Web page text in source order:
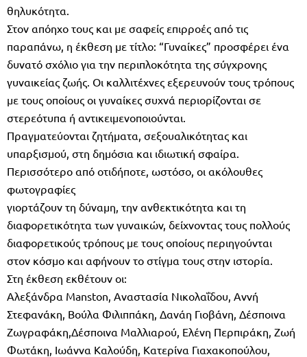
θηλυκότητα.
Στον απόηχο τους και με σαφείς επιρροές από τις
παραπάνω, η έκθεση με τίτλο: “Γυναίκες” προσφέρει ένα
δυνατό σχόλιο για την περιπλοκότητα της σύγχρονης
γυναικείας ζωής. Οι καλλιτέχνες εξερευνούν τους τρόπους
με τους οποίους οι γυναίκες συχνά περιορίζονται σε
στερεότυπα ή αντικειμενοποιούνται.
Πραγματεύονται ζητήματα, σεξουαλικότητας και
υπαρξισμού, στη δημόσια και ιδιωτική σφαίρα.
Περισσότερο από οτιδήποτε, ωστόσο, οι ακόλουθες
φωτογραφίες
γιορτάζουν τη δύναμη, την ανθεκτικότητα και τη
διαφορετικότητα των γυναικών, δείχνοντας τους πολλούς
διαφορετικούς τρόπους με τους οποίους περιηγούνται
στον κόσμο και αφήνουν το στίγμα τους στην ιστορία.
Στη έκθεση εκθέτουν οι:
Αλεξάνδρα Manston, Αναστασία Νικολαΐδου, Αννή
Στεφανάκη, Βούλα Φιλιππάκη, Δανάη Γιοβάνη, Δέσποινα
Ζωγραφάκη,Δέσποινα Μαλλιαρού, Ελένη Περπιράκη, Ζωή
Φωτάκη, Ιωάννα Καλούδη, Κατερίνα Γιαχακοπούλου,